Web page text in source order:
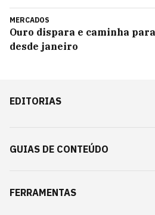
MERCADOS
Ouro dispara e caminha
desde janeiro
EDITORIAS
GUIAS DE CONTEÚDO
FERRAMENTAS